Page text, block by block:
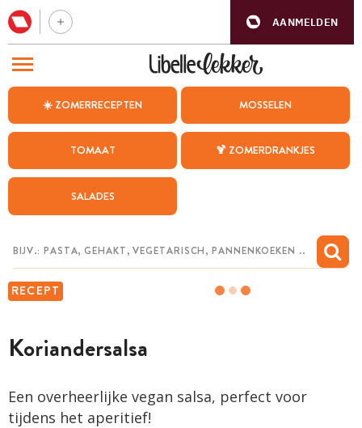
AANMELDEN
☀️ ZOMERRECEPTEN MOSSELEN
TOMAAT 🍹 ZOMERDRANKJES
SALADES
RECEPT
Koriandersalsa
Een overheerlijke vegan salsa, perfect voor
tijdens het aperitief!
BEZOEK ONZE ANDERE WEBSITES
WEEKMENU
CHAT MET MAIA
MIJN BEWAARDE RECEPTEN